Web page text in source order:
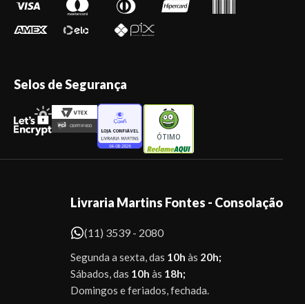
Selos de Segurança
ÓTIMO
Livraria Martins Fontes - Consolação
(11) 3539 - 2080
Segunda a sexta, das 10h às 20h;
Sábados, das 10h às 18h;
Domingos e feriados, fechada.